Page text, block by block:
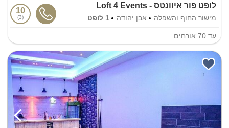
לופט פור איוונטס - Loft 4 Events
מישור החוף והשפלה אבן יהודה 1 לופט
10
3
עד 70 אורחים